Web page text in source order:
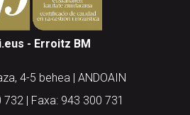
- Erroitz BM
4-5 behea | ANDOAIN
732 | Faxa: 943 300 731